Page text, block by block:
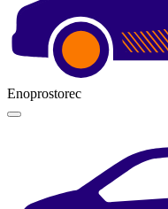
Enoprostorec